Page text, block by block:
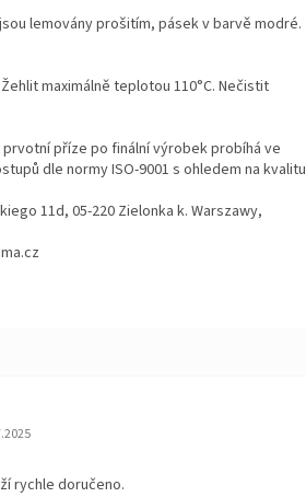
lemovány prošitím, pásek v barvě modré.
maximálně teplotou 110°C. Nečistit
příze po finální výrobek probíhá ve
dle normy ISO-9001 s ohledem na kvalitu
11d, 05-220 Zielonka k. Warszawy,
obchodu je 5 z 5 hvězdiček.
rychle doručeno.